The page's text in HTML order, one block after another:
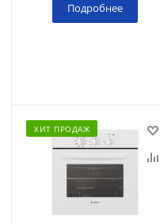
Подробнее
ХИТ ПРОДАЖ